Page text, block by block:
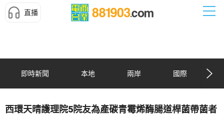
直播
即時新聞 本地 兩岸 國際
西環天晴護理院5院友為產碳青霉烯酶腸道桿菌帶菌者